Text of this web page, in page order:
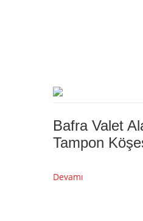
Bafra Valet
Tampon
Devamı